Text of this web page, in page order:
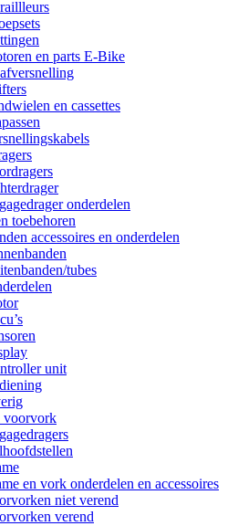
en parts E-Bike
en cassettes
onderdelen
toebehoren
accessoires en onderdelen
tubes
unit
voorvork
en vork onderdelen en accessoires
niet verend
verend